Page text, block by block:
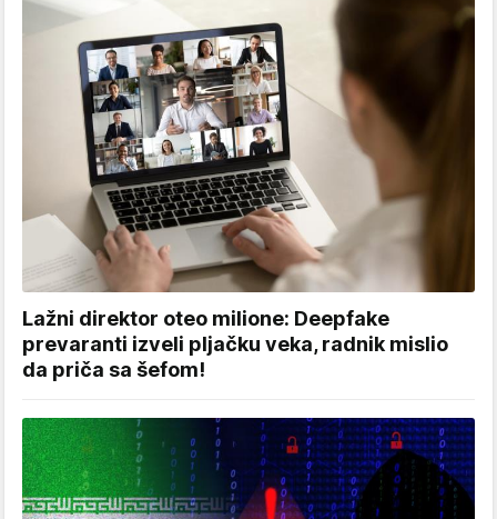
Lažni direktor oteo milione: Deepfake
prevaranti izveli pljačku veka, radnik mislio
da priča sa šefom!